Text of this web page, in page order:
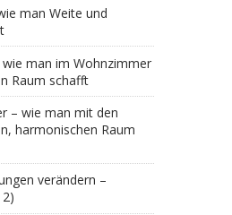
man Weite und
man im Wohnzimmer
Raum schafft
– wie man mit den
harmonischen Raum
verändern –